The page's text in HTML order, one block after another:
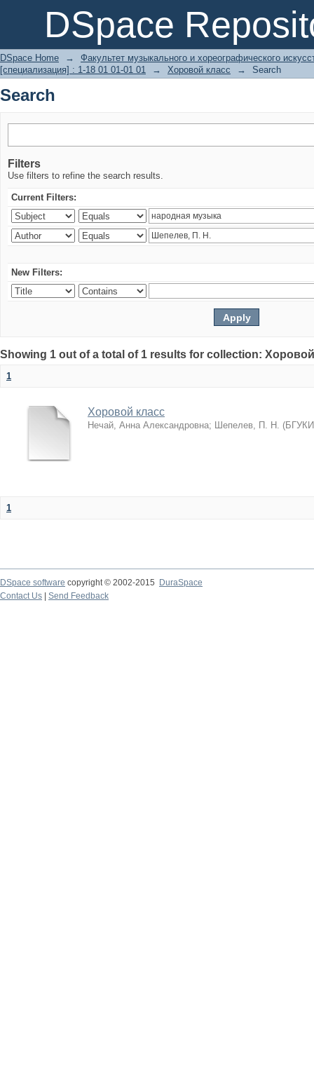
DSpace
Search
DSpace Home →
Факультет музыкального и хореографического
[специализация] : 1-18 01 01-01 01
→ Хоровой класс → Search
Search
Filters
Use filters to refine the search results.
Current Filters:
New Filters:
Showing 1 out of a total of 1 results for collection:
1
Хоровой класс
Нечай, Анна Александровна; Шепелев, П. Н. (БГУКИ
1
DSpace software copyright © 2002-2015
DuraSpace
Contact Us
Send Feedback